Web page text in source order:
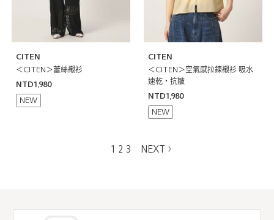
CITEN
＜CITEN＞蕾絲襯衫
NTD1,980
NEW
CITEN
＜CITEN＞空氣感拉鍊襯衫 吸水
速乾・抗皺
NTD1,980
NEW
1 2 3 NEXT